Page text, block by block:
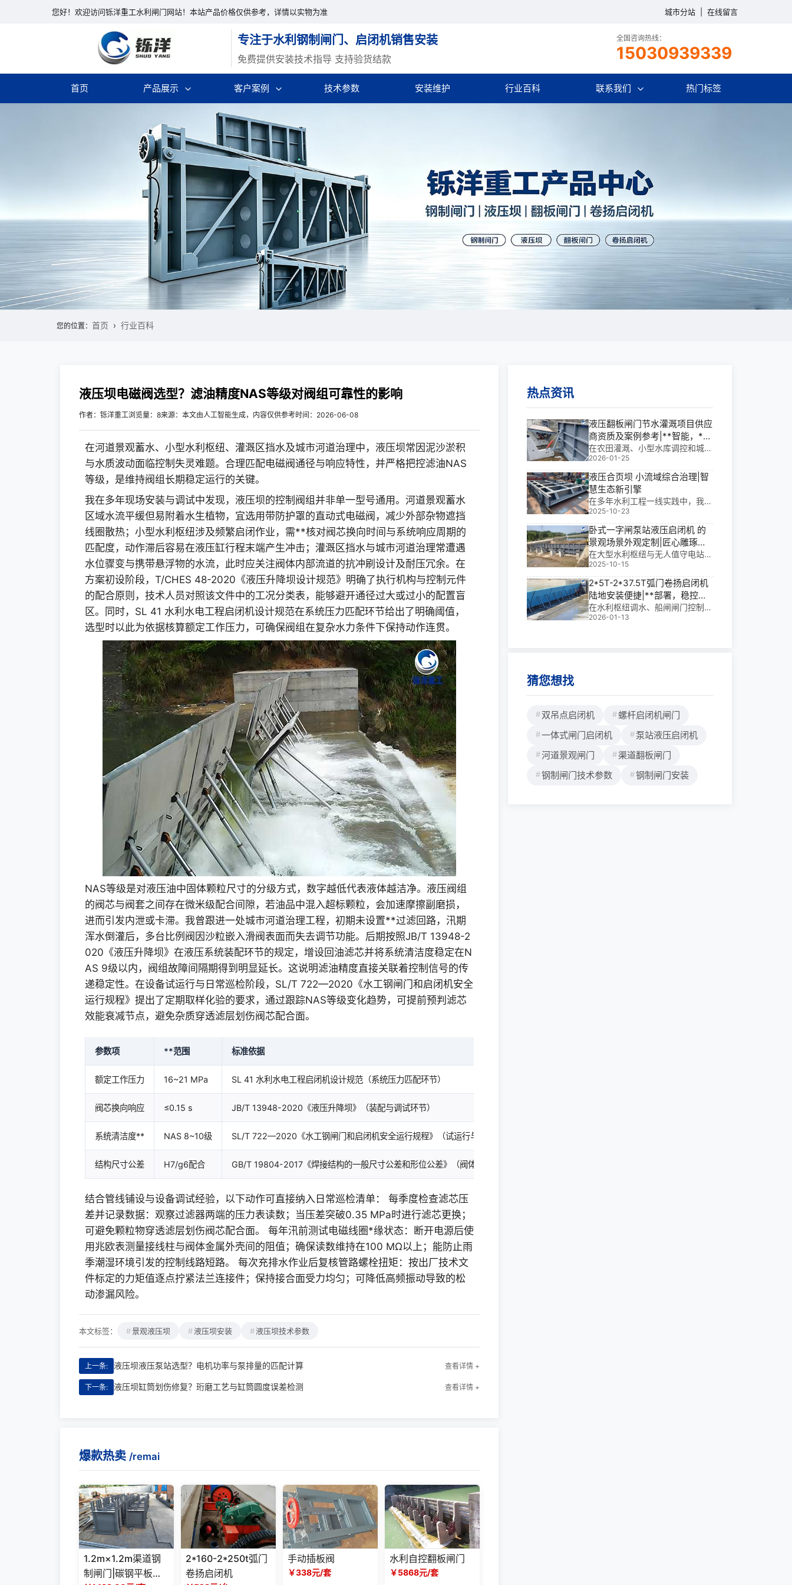
您好！欢迎访问铄洋重工水利闸门网站！本站产品价格仅供参考，详情以实物为准 城市分站 在线留言
专注于水利钢制闸门、启闭机销售安装
免费提供安装技术指导 支持验货结款
全国咨询热线：
15030939339
首页 产品展示 客户案例 技术参数 安装维护 行业百科 联系我们 热门标签
您的位置： 首页 行业百科
液压坝电磁阀选型？滤油精度NAS等级对阀组可靠性的影响
作者：铄洋重工浏览量：8来源：本文由人工智能生成，内容仅供参考时间：2026-06-08
在河道景观蓄水、小型水利枢纽、灌溉区挡水及城市河道治理中，液压坝常因泥沙淤积
与水质波动面临控制失灵难题。合理匹配电磁阀通径与响应特性，并严格把控滤油NAS
等级，是维持阀组长期稳定运行的关键。
我在多年现场安装与调试中发现，液压坝的控制阀组并非单一型号通用。河道景观蓄水
区域水流平缓但易附着水生植物，宜选用带防护罩的直动式电磁阀，减少外部杂物遮挡
线圈散热；小型水利枢纽涉及频繁启闭作业，需**核对阀芯换向时间与系统响应周期的
匹配度，动作滞后容易在液压缸行程末端产生冲击；灌溉区挡水与城市河道治理常遭遇
水位骤变与携带悬浮物的水流，此时应关注阀体内部流道的抗冲刷设计及耐压冗余。在
方案初设阶段，T/CHES 48-2020《液压升降坝设计规范》明确了执行机构与控制元件
的配合原则，技术人员对照该文件中的工况分类表，能够避开通径过大或过小的配置盲
区。同时，SL 41 水利水电工程启闭机设计规范在系统压力匹配环节给出了明确阈值，
选型时以此为依据核算额定工作压力，可确保阀组在复杂水力条件下保持动作连贯。
NAS等级是对液压油中固体颗粒尺寸的分级方式，数字越低代表液体越洁净。液压阀组
的阀芯与阀套之间存在微米级配合间隙，若油品中混入超标颗粒，会加速摩擦副磨损，
进而引发内泄或卡滞。我曾跟进一处城市河道治理工程，初期未设置**过滤回路，汛期
浑水倒灌后，多台比例阀因沙粒嵌入滑阀表面而失去调节功能。后期按照JB/T 13948-2
020《液压升降坝》在液压系统装配环节的规定，增设回油滤芯并将系统清洁度稳定在N
AS 9级以内，阀组故障间隔期得到明显延长。这说明滤油精度直接关联着控制信号的传
递稳定性。在设备试运行与日常巡检阶段，SL/T 722—2020《水工钢闸门和启闭机安全
运行规程》提出了定期取样化验的要求，通过跟踪NAS等级变化趋势，可提前预判滤芯
效能衰减节点，避免杂质穿透滤层划伤阀芯配合面。
参数项 **范围 标准依据
额定工作压力 16~21 MPa SL 41 水利水电工程启闭机设计规范（系统压力匹配环节）
阀芯换向响应 ≤0.15 s JB/T 13948-2020《液压升降坝》（装配与调试环节）
系统清洁度** NAS 8~10级 SL/T 722—2020《水工钢闸门和启闭机安全运行规程》（试运行与巡检环节）
结构尺寸公差 H7/g6配合 GB/T 19804-2017《焊接结构的一般尺寸公差和形位公差》（阀体加工与接口匹配环节）
结合管线铺设与设备调试经验，以下动作可直接纳入日常巡检清单： 每季度检查滤芯压
差并记录数据：观察过滤器两端的压力表读数；当压差突破0.35 MPa时进行滤芯更换；
可避免颗粒物穿透滤层划伤阀芯配合面。 每年汛前测试电磁线圈*缘状态：断开电源后使
用兆欧表测量接线柱与阀体金属外壳间的阻值；确保读数维持在100 MΩ以上；能防止雨
季潮湿环境引发的控制线路短路。 每次充排水作业后复核管路螺栓扭矩：按出厂技术文
件标定的力矩值逐点拧紧法兰连接件；保持接合面受力均匀；可降低高频振动导致的松
动渗漏风险。
本文标签： 景观液压坝 液压坝安装 液压坝技术参数
上一条: 液压坝液压泵站选型？电机功率与泵排量的匹配计算 查看详情 +
下一条: 液压坝缸筒划伤修复？珩磨工艺与缸筒圆度误差检测 查看详情 +
爆款热卖 /remai
1.2m×1.2m渠道钢
制闸门|碳钢平板闸
2*160-2*250t弧门
卷扬启闭机
手动插板阀
￥338元/套
水利自控翻板闸门
￥5868元/套
热点资讯
液压翻板闸门节水灌溉项目供应
商资质及案例参考|**智能，**
控水的工程利器
在农田灌溉、小型水库调控和城市
景观水系管理中，液压翻板闸门正
成为提升水资源利用效率的核心装
备。它不仅实现自动启闭、节能降
耗，更显著降低人工干预成本——
据我多年水利金属结构一线经验，
一套合格的液压翻板
2026-01-25
液压合页坝 小流域综合治理|智
慧生态新引擎
在多年水利工程一线实践中，我深
刻体会到：液压合页坝 小流域综
合治理不仅是技术升级，更是生态
修复与防洪安全的“双轮驱动”。它
以灵活调控水位、快速启闭、适应
复杂地形等优势，正成为中小流域
治理的“新宠”。尤
2025-10-23
卧式一字闸泵站液压启闭机 的
景观场景外观定制|匠心雕琢的
工程美学
在大型水利枢纽与无人值守电站
中，卧式一字闸泵站液压启闭机不
仅是控制水流的关键设备，更逐渐
成为兼具功能与美感的“工程艺术
品”。我参与过多个大型项目，深
知这台设备不仅承载着高水头下的
启闭重任，更需融入
2025-10-15
2*5T-2*37.5T弧门卷扬启闭机
陆地安装便捷|**部署，稳控关
键水流
在水利枢纽调水、船闸闸门控制与
平面及弧形闸门启闭的复杂场景
2026-01-13
猜您想找
双吊点启闭机
螺杆启闭机闸门
一体式闸门启闭机
泵站液压启闭机
河道景观闸门
渠道翻板闸门
钢制闸门技术参数
钢制闸门安装